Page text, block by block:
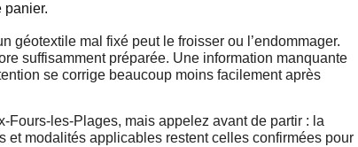
panier.
géotextile mal fixé peut le froisser ou l’endommager.
suffisamment préparée. Une information manquante
se corrige beaucoup moins facilement après
les-Plages, mais appelez avant de partir : la
modalités applicables restent celles confirmées pour